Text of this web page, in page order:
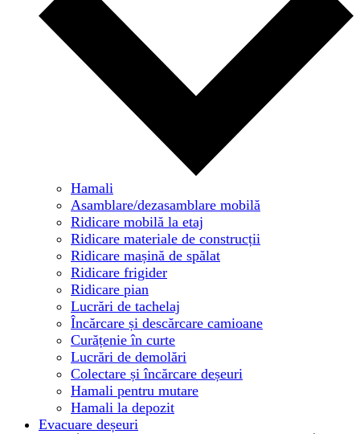
Hamali
Asamblare/dezasamblare mobilă
Ridicare mobilă la etaj
Ridicare materiale de construcții
Ridicare mașină de spălat
Ridicare frigider
Ridicare pian
Lucrări de tachelaj
Încărcare și descărcare camioane
Curățenie în curte
Lucrări de demolări
Colectare și încărcare deșeuri
Hamali pentru mutare
Hamali la depozit
Evacuare deșeuri